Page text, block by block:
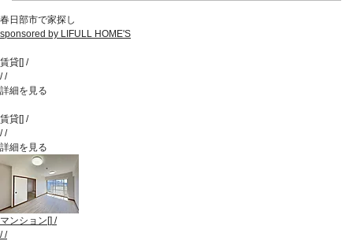
春日部市で家探し
sponsored by LIFULL HOME'S
賃貸[] /
//
詳細を見る
賃貸[] /
//
詳細を見る
マンション [] /
//